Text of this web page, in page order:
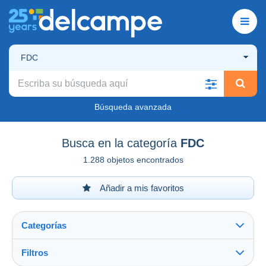
FDC
Búsqueda avanzada
Busca en la categoría FDC
1.288 objetos encontrados
Añadir a mis favoritos
Categorías
Filtros